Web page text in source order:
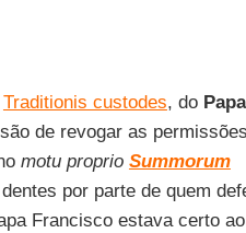
Traditionis custodes, do Papa
de revogar as permissões
motu proprio Summorum
por parte de quem
Francisco estava certo ao